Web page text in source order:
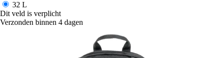
32 L
Dit veld is verplicht
Verzonden binnen 4 dagen